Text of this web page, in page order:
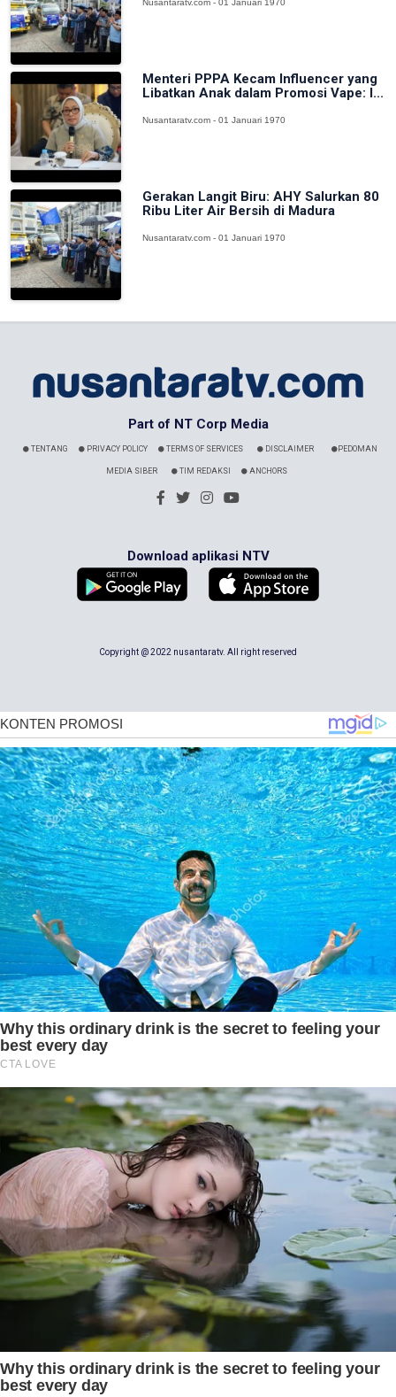
Menteri PPPA Kecam Influencer yang
Libatkan Anak dalam Promosi Vape: I...
Nusantaratv.com - 01 Januari 1970
Gerakan Langit Biru: AHY Salurkan 80
Ribu Liter Air Bersih di Madura
Nusantaratv.com - 01 Januari 1970
Part of NT Corp Media
TENTANG PRIVACY POLICY TERMS OF SERVICES DISCLAIMER PEDOMAN
MEDIA SIBER TIM REDAKSI ANCHORS
Download aplikasi NTV
Copyright @ 2022 nusantaratv. All right reserved